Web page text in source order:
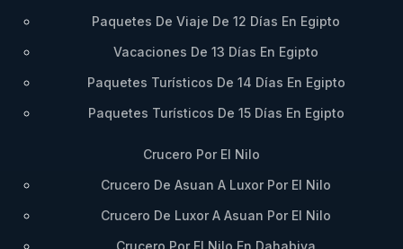
Paquetes De Viaje De 12 Días En Egipto
Vacaciones De 13 Días En Egipto
Paquetes Turísticos De 14 Días En Egipto
Paquetes Turísticos De 15 Días En Egipto
Crucero Por El Nilo
Crucero De Asuan A Luxor Por El Nilo
Crucero De Luxor A Asuan Por El Nilo
Crucero Por El Nilo En Dahabiya